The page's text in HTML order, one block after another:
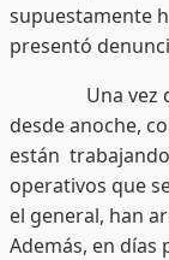
supuestamente
presentó
Una vez que
desde anoche,
están
operativos que
el general, han
Además, en días